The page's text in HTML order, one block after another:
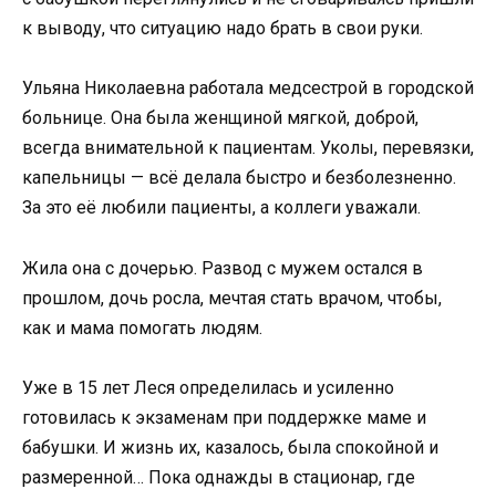
к выводу, что ситуацию надо брать в свои руки.
Ульяна Николаевна работала медсестрой в городской
больнице. Она была женщиной мягкой, доброй,
всегда внимательной к пациентам. Уколы, перевязки,
капельницы — всё делала быстро и безболезненно.
За это её любили пациенты, а коллеги уважали.
Жила она с дочерью. Развод с мужем остался в
прошлом, дочь росла, мечтая стать врачом, чтобы,
как и мама помогать людям.
Уже в 15 лет Леся определилась и усиленно
готовилась к экзаменам при поддержке маме и
бабушки. И жизнь их, казалось, была спокойной и
размеренной… Пока однажды в стационар, где